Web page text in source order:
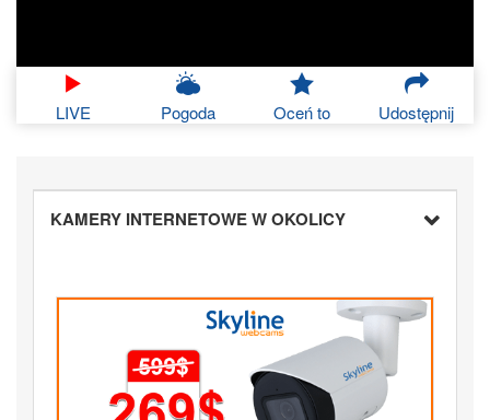
LIVE Pogoda Oceń to Udostępnij
KAMERY INTERNETOWE W OKOLICY